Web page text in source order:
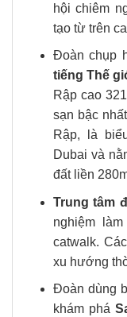
hội chiêm
tạo từ trên
Đoàn chụp
tiếng Thế
Rập cao
sạn bậc
Rập, là
Dubai và
đất liền
Trung tâm
nghiệm
catwalk.
xu hướng
Đoàn dùng
khám phá